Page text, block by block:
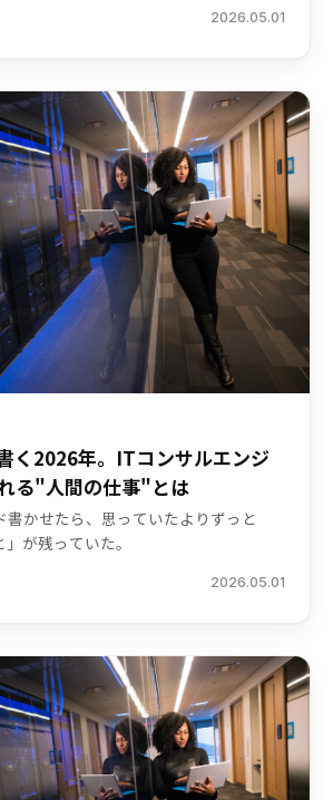
2026.05.01
く2026年。ITコンサルエンジ
る"人間の仕事"とは
書かせたら、思っていたよりずっと
」が残っていた。
2026.05.01